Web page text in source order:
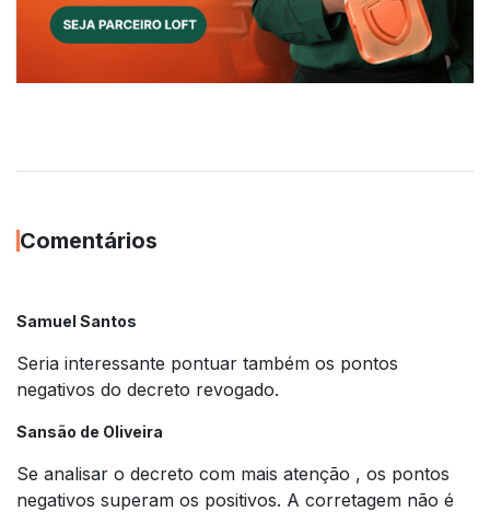
Comentários
Samuel Santos
Seria interessante pontuar também os pontos
negativos do decreto revogado.
Sansão de Oliveira
Se analisar o decreto com mais atenção , os pontos
negativos superam os positivos. A corretagem não é